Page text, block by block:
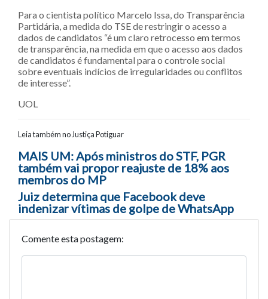
Para o cientista político Marcelo Issa, do Transparência
Partidária, a medida do TSE de restringir o acesso a
dados de candidatos “é um claro retrocesso em termos
de transparência, na medida em que o acesso aos dados
de candidatos é fundamental para o controle social
sobre eventuais indícios de irregularidades ou conflitos
de interesse”.
UOL
Leia também no Justiça Potiguar
Navegação entre posts
MAIS UM: Após ministros do STF, PGR
também vai propor reajuste de 18% aos
membros do MP
Juiz determina que Facebook deve
indenizar vítimas de golpe de WhatsApp
Comente esta postagem: